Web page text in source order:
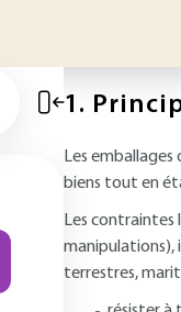
1.
Les
biens tout en
Les contraintes
manipulations),
terrestres,